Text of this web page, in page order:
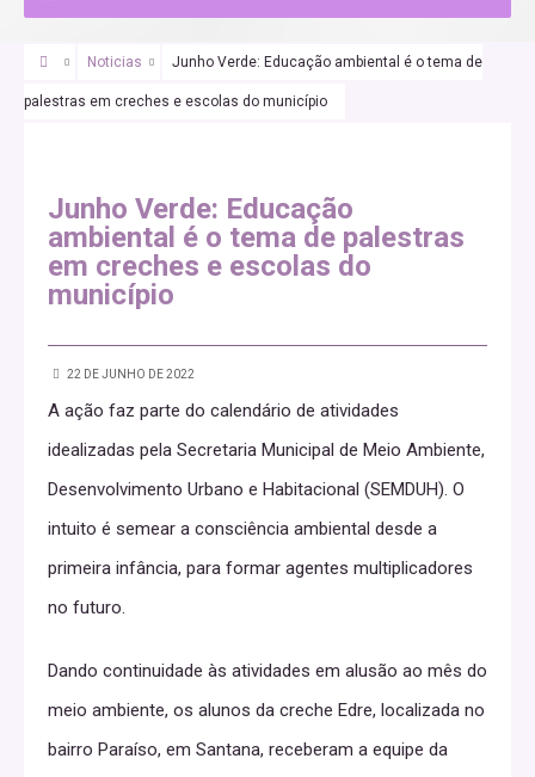
Noticias Junho Verde: Educação ambiental é o tema de
palestras em creches e escolas do município
Junho Verde: Educação
ambiental é o tema de palestras
em creches e escolas do
município
22 DE JUNHO DE 2022
A ação faz parte do calendário de atividades
idealizadas pela Secretaria Municipal de Meio Ambiente,
Desenvolvimento Urbano e Habitacional (SEMDUH). O
intuito é semear a consciência ambiental desde a
primeira infância, para formar agentes multiplicadores
no futuro.
Dando continuidade às atividades em alusão ao mês do
meio ambiente, os alunos da creche Edre, localizada no
bairro Paraíso, em Santana, receberam a equipe da